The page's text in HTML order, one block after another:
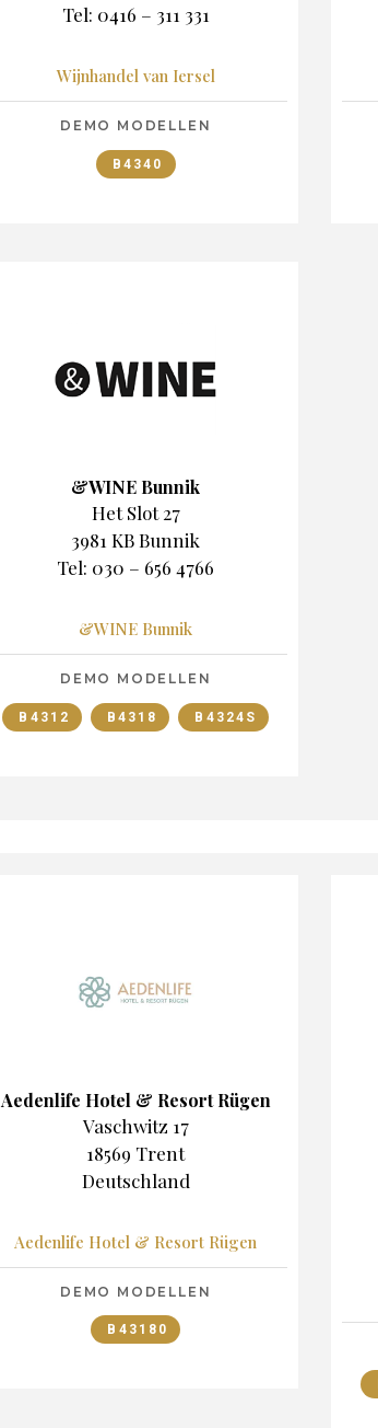
Tel: 0416 – 311 331
Wijnhandel van Iersel
DEMO MODELLEN
B4340
&WINE Bunnik
Het Slot 27
3981 KB Bunnik
Tel: 030 – 656 4766
&WINE Bunnik
DEMO MODELLEN
B4312 B4318 B4324S
Aedenlife Hotel & Resort Rügen
Vaschwitz 17
18569 Trent
Deutschland
Aedenlife Hotel & Resort Rügen
DEMO MODELLEN
B43180